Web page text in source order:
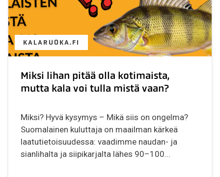
KALARUOKA.FI
Miksi lihan pitää olla kotimaista,
mutta kala voi tulla mistä vaan?
Miksi? Hyvä kysymys – Mikä siis on ongelma?
Suomalainen kuluttaja on maailman kärkeä
laatutietoisuudessa: vaadimme naudan- ja
sianlihalta ja siipikarjalta lähes 90–100...